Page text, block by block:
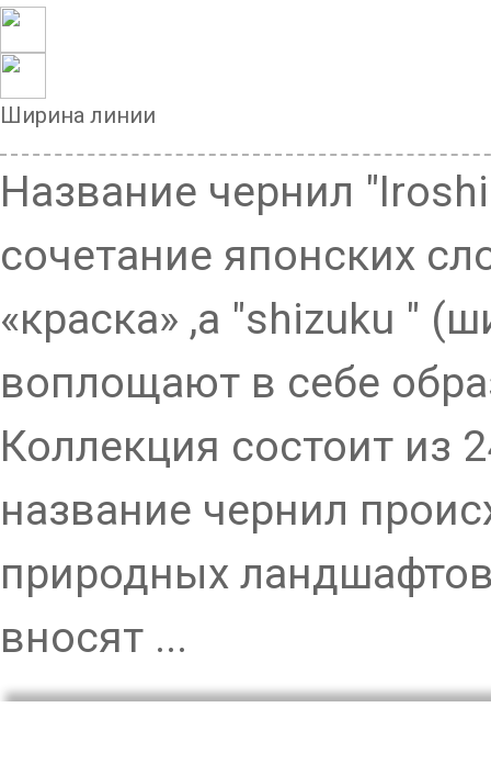
Ширина линии
Название чернил
сочетание японских
«краска» ,а "shizuku "
воплощают в себе
Коллекция состоит из
название чернил
природных
вносят ...